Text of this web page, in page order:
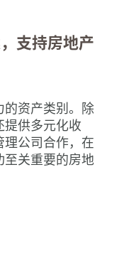
支持房地产
的资产类别。除
提供多元化收
公司合作，在
至关重要的房地